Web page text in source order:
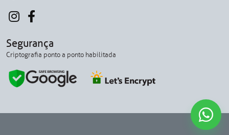
Segurança
Criptografia ponto a ponto habilitada